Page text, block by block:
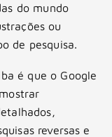
do mundo
ou
de pesquisa.
é que o Google
reversas e